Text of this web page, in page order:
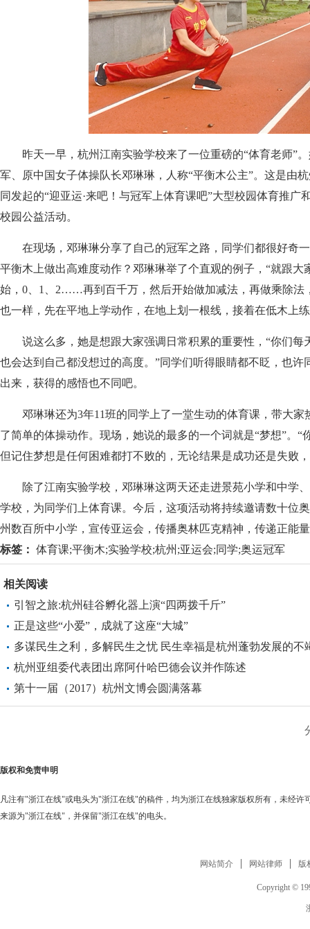
昨天一早，杭州江南实验学校来了一位重磅的“体育老师”。
军、原中国女子体操队长邓琳琳，人称“平衡木公主”。这是由
同发起的“迎亚运·来吧！与冠军上体育课吧”大型校园体育推广
校园公益活动。
在现场，邓琳琳分享了自己的冠军之路，同学们都很好奇一
平衡木上做出高难度动作？邓琳琳举了个直观的例子，“就跟大
始，0、1、2……再到百千万，然后开始做加减法，再做乘除
也一样，先在平地上学动作，在地上划一根线，接着在低木上
说这么多，她是想跟大家强调日常积累的重要性，“你们每
也会达到自己都没想过的高度。”同学们听得眼睛都不眨，也许
出来，获得的感悟也不同吧。
邓琳琳还为3年11班的同学上了一堂生动的体育课，带大家
了简单的体操动作。现场，她说的最多的一个词就是“梦想”。“
但记住梦想是任何困难都打不败的，无论结果是成功还是失败
除了江南实验学校，邓琳琳这两天还走进景苑小学和中学、
学校，为同学们上体育课。今后，这项活动将持续邀请数十位
州数百所中小学，宣传亚运会，传播奥林匹克精神，传递正能
标签： 体育课;平衡木;实验学校;杭州;亚运会;同学;奥运冠军
相关阅读
引智之旅:杭州硅谷孵化器上演“四两拨千斤”
正是这些“小爱”，成就了这座“大城”
多谋民生之利，多解民生之忧 民生幸福是杭州蓬勃发展的不
动力
杭州亚组委代表团出席阿什哈巴德会议并作陈述
第十一届（2017）杭州文博会圆满落幕
版权和免责申明
凡注有"浙江在线"或电头为"浙江在线"的稿件，均为浙江在线独家版权所有，未经许
来源为"浙江在线"，并保留"浙江在线"的电头。
网站简介 网站律师 版
Copyright ©